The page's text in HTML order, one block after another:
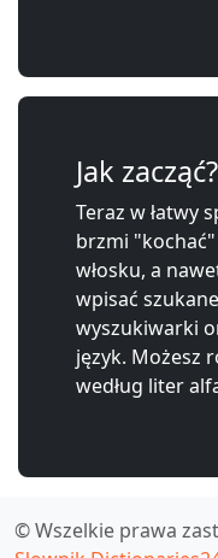
Jak zacząć?
Teraz w łatwy
brzmi
włosku, a
wpisać
wyszukiwarki
język. Możesz
według liter
© Wszelkie prawa